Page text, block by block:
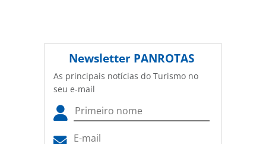
Newsletter PANROTAS
As principais notícias do Turismo no
seu e-mail